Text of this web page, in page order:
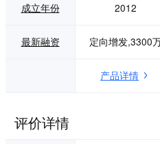
构投资，累计融资
p>2015年12月4
公司登陆新三板，
成立年份 2012
最新融资 定向增发,3300
产品详情
评价详情